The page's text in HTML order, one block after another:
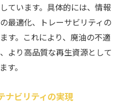
ています。具体的には、情報
最適化、トレーサビリティの
す。これにより、廃油の不適
より高品質な再生資源として
す。
ナビリティの実現